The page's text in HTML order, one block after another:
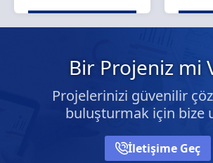
Bir Projeniz mi
Projelerinizi güvenilir
buluşturmak için bize
İletişime Geç